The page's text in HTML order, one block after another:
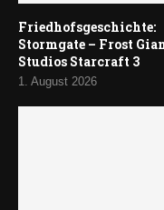
Friedhofsgeschichte:
Stormgate – Frost
Studios Starcraft 3
1. August 2026